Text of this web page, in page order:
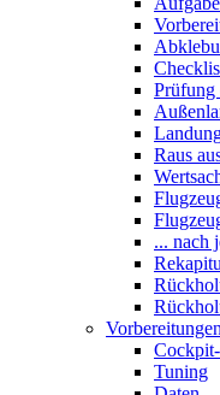
Prüfung
Raus
... nach
Tuning